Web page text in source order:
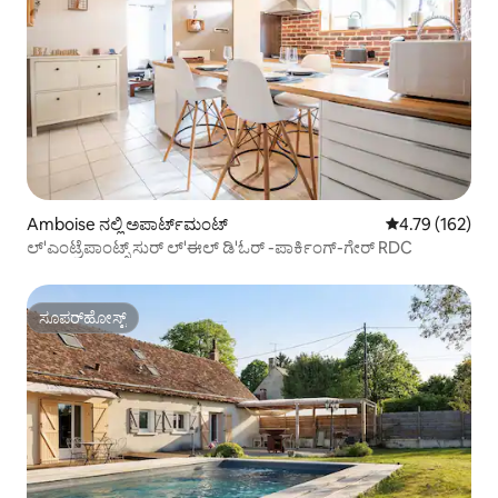
Amboise ನಲ್ಲಿ ಅಪಾರ್ಟ್‌ಮಂಟ್ 5 ರಲ್ಲಿ 4.79
4.79 (162)
ಲ್'ಎಂಟ್ರೆಪಾಂಟ್ಸ್ ಸುರ್ ಲ್'ಈಲ್ ಡಿ'ಓರ್ -ಪಾರ್ಕಿಂಗ್-ಗೇರ್ RDC
ಸೂಪರ್‌ಹೋಸ್ಟ್
ಸೂಪರ್‌ಹೋಸ್ಟ್